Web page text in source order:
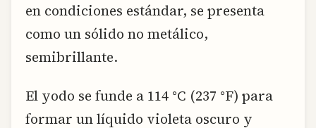
en condiciones estándar, se presenta
como un sólido no metálico,
semibrillante.
El yodo se funde a 114 °C (237 °F) para
formar un líquido violeta oscuro y